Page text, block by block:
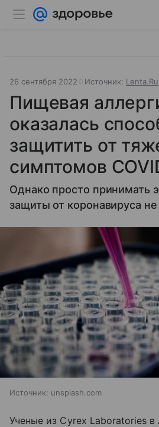
26 сентября 2022 Источник: Lenta.Ru
Пищевая
оказалась
защитить от
симптомов
Однако просто принимать
защиты от коронавируса не
Источник: unsplash.com
Ученые из Cyrex Laboratories